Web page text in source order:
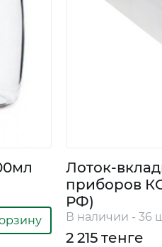
Лоток-
приборов
РФ)
В наличии - 36
2 215 тенге